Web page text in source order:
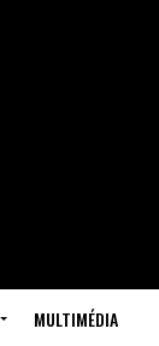
MULTIMÉDIA